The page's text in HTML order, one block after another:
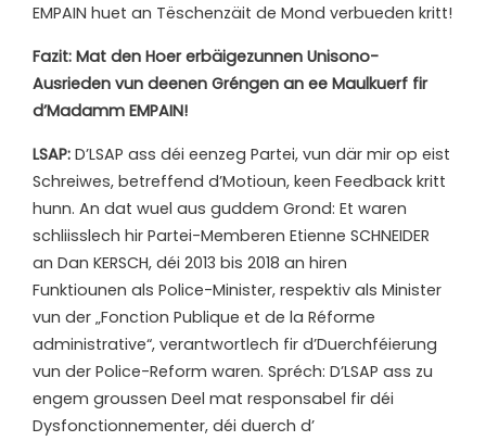
EMPAIN huet an Tëschenzäit de Mond verbueden kritt!
Fazit: Mat den Hoer erbäigezunnen Unisono-
Ausrieden vun deenen Gréngen an ee Maulkuerf fir
d’Madamm EMPAIN!
LSAP: D’LSAP ass déi eenzeg Partei, vun där mir op eist
Schreiwes, betreffend d’Motioun, keen Feedback kritt
hunn. An dat wuel aus guddem Grond: Et waren
schliisslech hir Partei-Memberen Etienne SCHNEIDER
an Dan KERSCH, déi 2013 bis 2018 an hiren
Funktiounen als Police-Minister, respektiv als Minister
vun der „Fonction Publique et de la Réforme
administrative“, verantwortlech fir d’Duerchféierung
vun der Police-Reform waren. Spréch: D’LSAP ass zu
engem groussen Deel mat responsabel fir déi
Dysfonctionnementer, déi duerch d’